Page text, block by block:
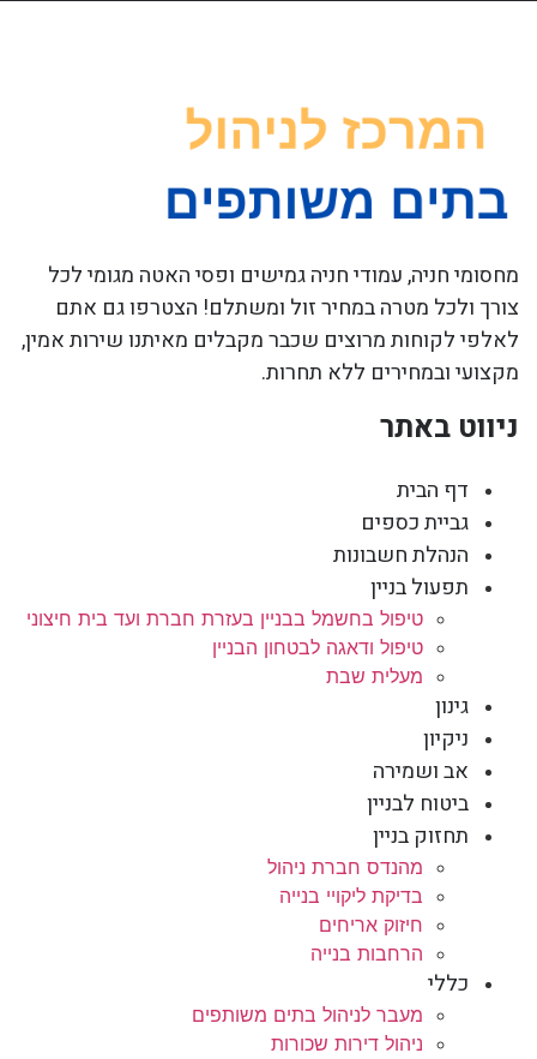
מחסומי חניה, עמודי חניה גמישים ופסי האטה מגומי לכל
צורך ולכל מטרה במחיר זול ומשתלם! הצטרפו גם אתם
לאלפי לקוחות מרוצים שכבר מקבלים מאיתנו שירות אמין,
מקצועי ובמחירים ללא תחרות.
ניווט באתר
דף הבית
גביית כספים
הנהלת חשבונות
תפעול בניין
טיפול בחשמל בבניין בעזרת חברת ועד בית חיצוני
טיפול ודאגה לבטחון הבניין
מעלית שבת
גינון
ניקיון
אב ושמירה
ביטוח לבניין
תחזוק בניין
מהנדס חברת ניהול
בדיקת ליקויי בנייה
חיזוק אריחים
הרחבות בנייה
כללי
מעבר לניהול בתים משותפים
ניהול דירות שכורות